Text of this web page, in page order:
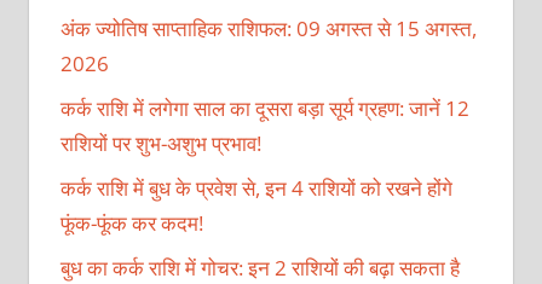
अंक ज्योतिष साप्ताहिक राशिफल: 09 अगस्त से 15 अगस्त,
2026
कर्क राशि में लगेगा साल का दूसरा बड़ा सूर्य ग्रहण: जानें 12
राशियों पर शुभ-अशुभ प्रभाव!
कर्क राशि में बुध के प्रवेश से, इन 4 राशियों को रखने होंगे
फूंक-फूंक कर कदम!
बुध का कर्क राशि में गोचर: इन 2 राशियों की बढ़ा सकता है